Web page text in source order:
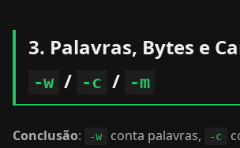
3. Palavras, Bytes e
-w / -c / -m
Conclusão: -w conta palavras, -c